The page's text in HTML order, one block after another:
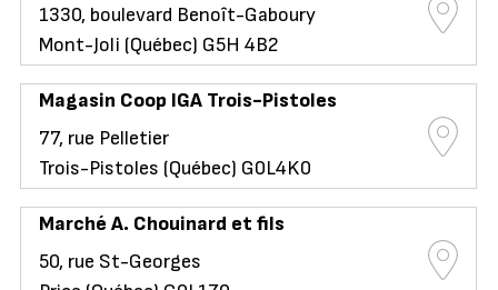
1330, boulevard Benoît-Gaboury
Mont-Joli (Québec) G5H 4B2
Magasin Coop IGA Trois-Pistoles
77, rue Pelletier
Trois-Pistoles (Québec) G0L4K0
Marché A. Chouinard et fils
50, rue St-Georges